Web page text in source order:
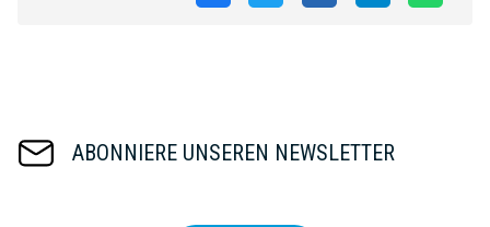
ABONNIERE UNSEREN NEWSLETTER